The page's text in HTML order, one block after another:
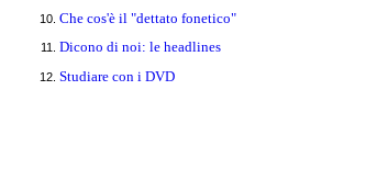
Che cos'è il "dettato fonetico"
Dicono di noi: le headlines
Studiare con i DVD